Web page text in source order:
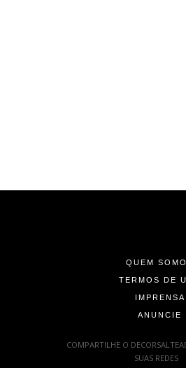
QUEM
TERMOS DE
IMPRENSA
ANUNCIE
COMPARTILHE O
SUAS REDES